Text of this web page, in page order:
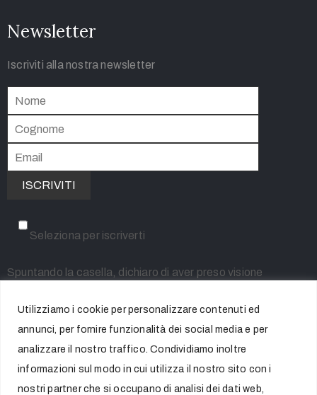
Utilizziamo i cookie per personalizzare contenuti ed
annunci, per fornire funzionalità dei social media e per
analizzare il nostro traffico. Condividiamo inoltre
informazioni sul modo in cui utilizza il nostro sito con i
nostri partner che si occupano di analisi dei dati web,
Newsletter
Iscriviti alla nostra newsletter
Seleziona per iscriverti
Spuntando la casella, dichiaro di aver preso visione
UE 2016/679 (GDPR) e sottoscrivo la Privacy Policy,
acconsentendo al trattamento dei miei dati personali per le
finalità indicate